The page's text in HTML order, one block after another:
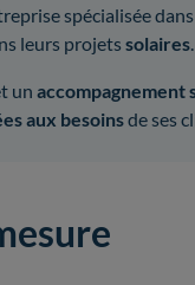
spécialisée
leurs projets solaires.
un accompagnement
aux besoinsde ses